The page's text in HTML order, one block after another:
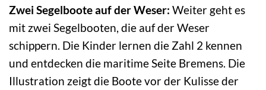
Zwei Segelboote auf der Weser: Weiter geht es
mit zwei Segelbooten, die auf der Weser
schippern. Die Kinder lernen die Zahl 2 kennen
und entdecken die maritime Seite Bremens. Die
Illustration zeigt die Boote vor der Kulisse der